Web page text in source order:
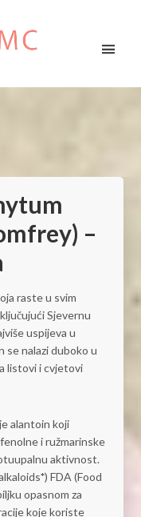
–
raste u svim
Sjevernu
uspijeva u
se nalazi duboko u
listovi i cvjetovi
alantoin koji
i ružmarinske
aktivnost.
*) FDA (Food
opasnom za
koje koriste